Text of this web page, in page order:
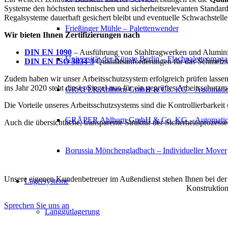
Frießinger Mühle – Palettenwender
Universität der Künste Berlin –
GRÄPER Ahlhorn GmbH & Co. KG –
GRÄPER Ahlhorn GmbH & Co. KG –
Borussia Mönchengladbach – Individueller Mover
Lagersysteme
Langgutlagerung
Systeme den höchsten technischen und sicherheitsrelevanten
Regalsysteme dauerhaft gesichert bleibt und eventuelle
Wir bieten Ihnen Zertifizierungen nach
DIN EN 1090 – Ausführung von Stahltragwerken und
DIN EN ISO 3834-3Qualitätsanforderungen für das
Zudem haben wir unser Arbeitsschutzsystem erfolgreich prüfen
ins Jahr 2020 steht dieses Siegel nun für ein geprüftes
Die Vorteile unseres Arbeitsschutzsystems sind die
Auch die übersichtliche, transparente Struktur der
Unsere eigenen Kundenbetreuer im Außendienst stehen Ihnen bei
Sprechen Sie uns an